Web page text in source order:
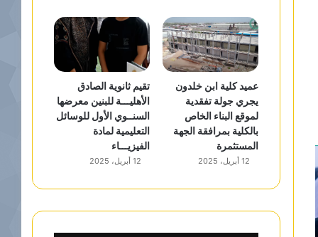
عميد كلية ابن خلدون
يجري جولة تفقدية
لموقع البناء الخاص
بالكلية بمرافقة الجهة
المستثمرة
12 أبريل، 2025
تقيم ثانوية الصادق
الأهليـــة للبنين معرضها
السنــوي الأول للوسائل
التعليمية لمادة
الفيزيـــاء
12 أبريل، 2025